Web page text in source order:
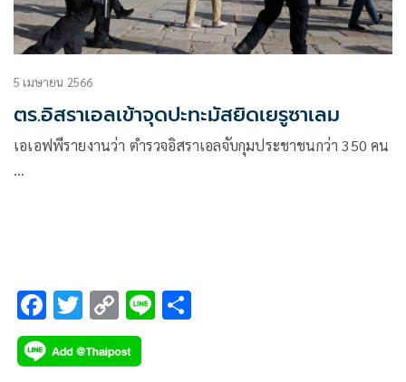
5 เมษายน 2566
ตร.อิสราเอลเข้าจุดปะทะมัสยิดเยรูซาเลม
เอเอฟพีรายงานว่า ตำรวจอิสราเอลจับกุมประชาชนกว่า 350 คน
…
F
ac
e
T
wi
tt
C
o
p
Li